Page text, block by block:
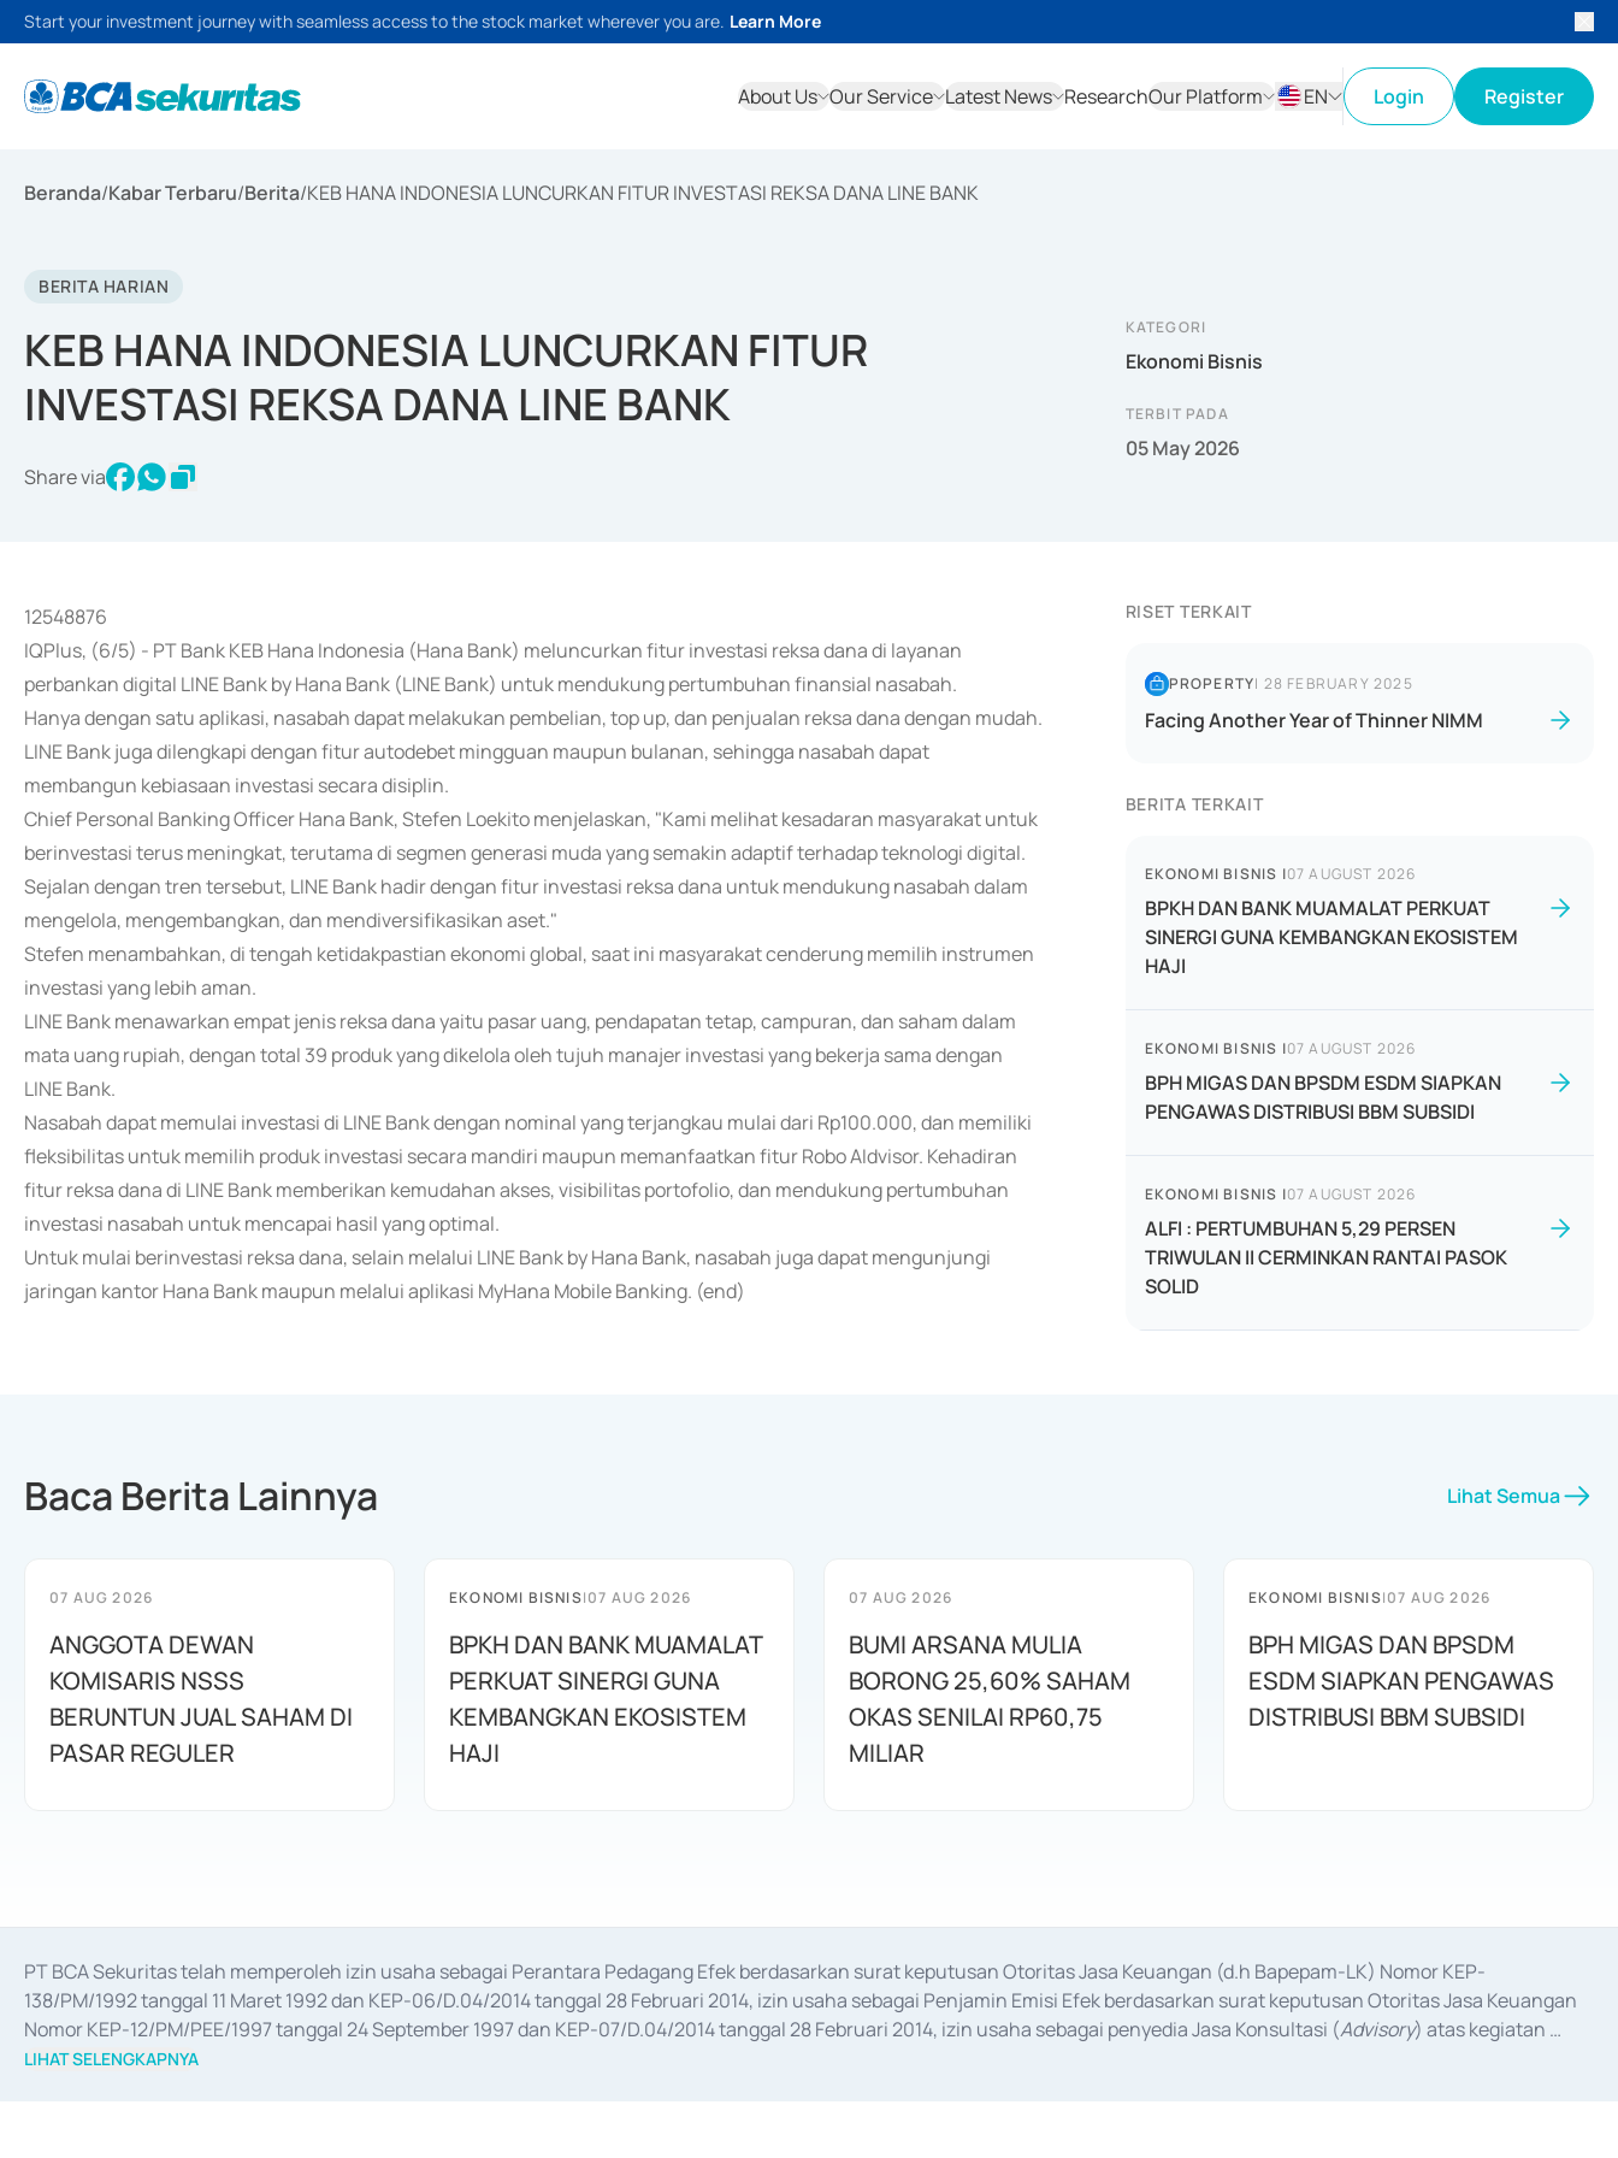
Start your investment journey with seamless access to the stock market wherever you are. Learn More
About Us Our Service Latest News ResearchOur Platform
EN
Login Register
Beranda/Kabar Terbaru/Berita/KEB HANA INDONESIA LUNCURKAN FITUR INVESTASI REKSA DANA LINE BANK
BERITA HARIAN
KEB HANA INDONESIA LUNCURKAN FITUR
INVESTASI REKSA DANA LINE BANK
Share via
KATEGORI
Ekonomi Bisnis
TERBIT PADA
05 May 2026
12548876
IQPlus, (6/5) - PT Bank KEB Hana Indonesia (Hana Bank) meluncurkan fitur investasi reksa dana di layanan
perbankan digital LINE Bank by Hana Bank (LINE Bank) untuk mendukung pertumbuhan finansial nasabah.
Hanya dengan satu aplikasi, nasabah dapat melakukan pembelian, top up, dan penjualan reksa dana dengan mudah.
LINE Bank juga dilengkapi dengan fitur autodebet mingguan maupun bulanan, sehingga nasabah dapat
membangun kebiasaan investasi secara disiplin.
Chief Personal Banking Officer Hana Bank, Stefen Loekito menjelaskan, "Kami melihat kesadaran masyarakat untuk
berinvestasi terus meningkat, terutama di segmen generasi muda yang semakin adaptif terhadap teknologi digital.
Sejalan dengan tren tersebut, LINE Bank hadir dengan fitur investasi reksa dana untuk mendukung nasabah dalam
mengelola, mengembangkan, dan mendiversifikasikan aset."
Stefen menambahkan, di tengah ketidakpastian ekonomi global, saat ini masyarakat cenderung memilih instrumen
investasi yang lebih aman.
LINE Bank menawarkan empat jenis reksa dana yaitu pasar uang, pendapatan tetap, campuran, dan saham dalam
mata uang rupiah, dengan total 39 produk yang dikelola oleh tujuh manajer investasi yang bekerja sama dengan
LINE Bank.
Nasabah dapat memulai investasi di LINE Bank dengan nominal yang terjangkau mulai dari Rp100.000, dan memiliki
fleksibilitas untuk memilih produk investasi secara mandiri maupun memanfaatkan fitur Robo AIdvisor. Kehadiran
fitur reksa dana di LINE Bank memberikan kemudahan akses, visibilitas portofolio, dan mendukung pertumbuhan
investasi nasabah untuk mencapai hasil yang optimal.
Untuk mulai berinvestasi reksa dana, selain melalui LINE Bank by Hana Bank, nasabah juga dapat mengunjungi
jaringan kantor Hana Bank maupun melalui aplikasi MyHana Mobile Banking. (end)
RISET TERKAIT
PROPERTY| 28 FEBRUARY 2025
Facing Another Year of Thinner NIMM
BERITA TERKAIT
EKONOMI BISNIS |07 AUGUST 2026
BPKH DAN BANK MUAMALAT PERKUAT
SINERGI GUNA KEMBANGKAN EKOSISTEM
HAJI
EKONOMI BISNIS |07 AUGUST 2026
BPH MIGAS DAN BPSDM ESDM SIAPKAN
PENGAWAS DISTRIBUSI BBM SUBSIDI
EKONOMI BISNIS |07 AUGUST 2026
ALFI : PERTUMBUHAN 5,29 PERSEN
TRIWULAN II CERMINKAN RANTAI PASOK
SOLID
Baca Berita Lainnya Lihat Semua
07 AUG 2026
ANGGOTA DEWAN
KOMISARIS NSSS
BERUNTUN JUAL SAHAM DI
PASAR REGULER
EKONOMI BISNIS|07 AUG 2026
BPKH DAN BANK MUAMALAT
PERKUAT SINERGI GUNA
KEMBANGKAN EKOSISTEM
HAJI
07 AUG 2026
BUMI ARSANA MULIA
BORONG 25,60% SAHAM
OKAS SENILAI RP60,75
MILIAR
EKONOMI BISNIS|07 AUG 2026
BPH MIGAS DAN BPSDM
ESDM SIAPKAN PENGAWAS
DISTRIBUSI BBM SUBSIDI
PT BCA Sekuritas telah memperoleh izin usaha sebagai Perantara Pedagang Efek berdasarkan surat keputusan Otoritas Jasa Keuangan (d.h Bapepam-LK) Nomor KEP-
138/PM/1992 tanggal 11 Maret 1992 dan KEP-06/D.04/2014 tanggal 28 Februari 2014, izin usaha sebagai Penjamin Emisi Efek berdasarkan surat keputusan Otoritas Jasa Keuangan
Nomor KEP-12/PM/PEE/1997 tanggal 24 September 1997 dan KEP-07/D.04/2014 tanggal 28 Februari 2014, izin usaha sebagai penyedia Jasa Konsultasi (Advisory) atas kegiatan
merger, akuisisi, divestasi, dan
LIHAT SELENGKAPNYA